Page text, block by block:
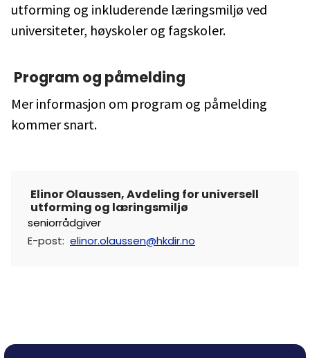
utforming og inkluderende læringsmiljø ved
universiteter, høyskoler og fagskoler.
Program og påmelding
Mer informasjon om program og påmelding
kommer snart.
Elinor Olaussen,Avdeling for universell
utforming og læringsmiljø
seniorrådgiver
E-post: elinor.olaussen@hkdir.no